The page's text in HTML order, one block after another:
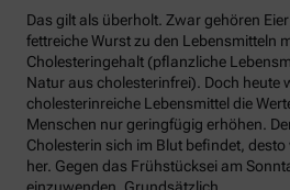
Das gilt als überholt. Zwar gehören
fettreiche Wurst zu den Lebensmitteln
Cholesteringehalt (pflanzliche
Natur aus cholesterinfrei). Doch heute
cholesterinreiche Lebensmittel die
Menschen nur geringfügig erhöhen.
Cholesterin sich im Blut befindet,
her. Gegen das Frühstücksei am